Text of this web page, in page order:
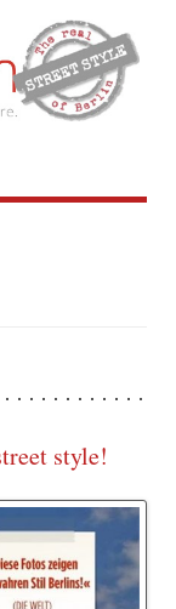
style!